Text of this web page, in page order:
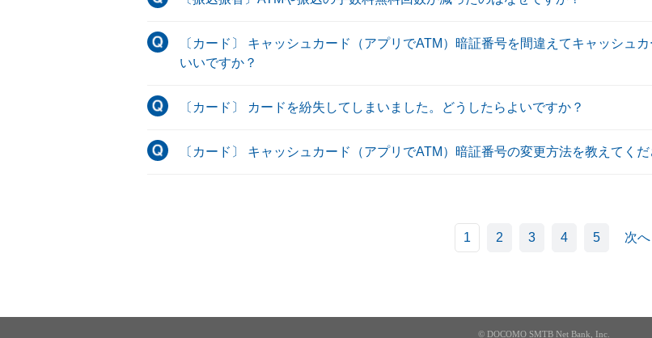
〔カード〕 キャッシュカード（アプリでATM）暗証番号を間違えてキャッシュ
いいですか？
〔カード〕 カードを紛失してしまいました。どうしたらよいですか？
〔カード〕 キャッシュカード（アプリでATM）暗証番号の変更方法を教えてくだ
1 2 3 4 5 次へ
© DOCOMO SMTB Net Bank, Inc.